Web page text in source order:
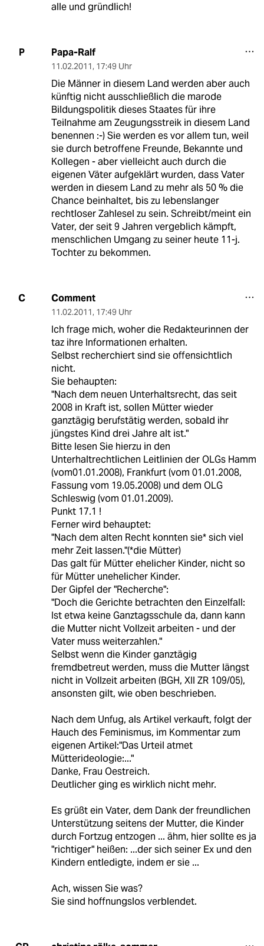
alle und gründlich!
P Papa-Ralf
11.02.2011, 17:49 Uhr
Die Männer in diesem Land werden aber auch
künftig nicht ausschließlich die marode
Bildungspolitik dieses Staates für ihre
Teilnahme am Zeugungsstreik in diesem Land
benennen :-) Sie werden es vor allem tun, weil
sie durch betroffene Freunde, Bekannte und
Kollegen - aber vielleicht auch durch die
eigenen Väter aufgeklärt wurden, dass Vater
werden in diesem Land zu mehr als 50 % die
Chance beinhaltet, bis zu lebenslanger
rechtloser Zahlesel zu sein. Schreibt/meint ein
Vater, der seit 9 Jahren vergeblich kämpft,
menschlichen Umgang zu seiner heute 11-j.
Tochter zu bekommen.
C Comment
11.02.2011, 17:49 Uhr
Ich frage mich, woher die Redakteurinnen der
taz ihre Informationen erhalten.
Selbst recherchiert sind sie offensichtlich
nicht.
Sie behaupten:
"Nach dem neuen Unterhaltsrecht, das seit
2008 in Kraft ist, sollen Mütter wieder
ganztägig berufstätig werden, sobald ihr
jüngstes Kind drei Jahre alt ist."
Bitte lesen Sie hierzu in den
Unterhaltrechtlichen Leitlinien der OLGs Hamm
(vom01.01.2008), Frankfurt (vom 01.01.2008,
Fassung vom 19.05.2008) und dem OLG
Schleswig (vom 01.01.2009).
Punkt 17.1 !
Ferner wird behauptet:
"Nach dem alten Recht konnten sie* sich viel
mehr Zeit lassen."(*die Mütter)
Das galt für Mütter ehelicher Kinder, nicht so
für Mütter unehelicher Kinder.
Der Gipfel der "Recherche":
"Doch die Gerichte betrachten den Einzelfall:
Ist etwa keine Ganztagsschule da, dann kann
die Mutter nicht Vollzeit arbeiten - und der
Vater muss weiterzahlen."
Selbst wenn die Kinder ganztägig
fremdbetreut werden, muss die Mutter längst
nicht in Vollzeit arbeiten (BGH, XII ZR 109/05),
ansonsten gilt, wie oben beschrieben.
Nach dem Unfug, als Artikel verkauft, folgt der
Hauch des Feminismus, im Kommentar zum
eigenen Artikel:"Das Urteil atmet
Mütterideologie:..."
Danke, Frau Oestreich.
Deutlicher ging es wirklich nicht mehr.
Es grüßt ein Vater, dem Dank der freundlichen
Unterstützung seitens der Mutter, die Kinder
durch Fortzug entzogen ... ähm, hier sollte es ja
"richtiger" heißen: ...der sich seiner Ex und den
Kindern entledigte, indem er sie ...
Ach, wissen Sie was?
Sie sind hoffnungslos verblendet.